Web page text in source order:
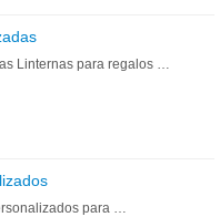
Linternas para regalos …
para …